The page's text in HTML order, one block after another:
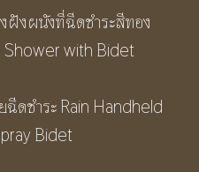
ฉีดชำระ Rain Handheld
Bidet